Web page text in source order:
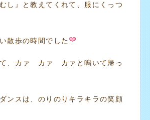
し』と教えてくれて、服にくっつ
散歩の時間でした
て、カァ カァ カァと鳴いて帰っ
ンスは、のりのりキラキラの笑顔